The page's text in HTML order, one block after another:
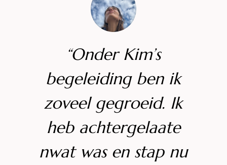
“Onder Kim’s
begeleiding ben ik
zoveel gegroeid. Ik
heb achtergelaate
nwat was en stap nu